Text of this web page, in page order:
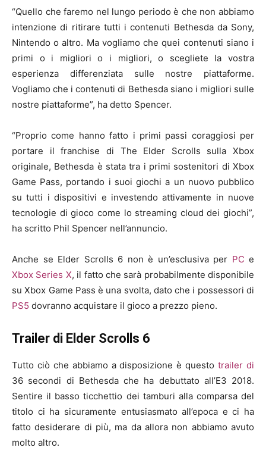
“Quello che faremo nel lungo periodo è che non abbiamo
intenzione di ritirare tutti i contenuti Bethesda da Sony,
Nintendo o altro. Ma vogliamo che quei contenuti siano i
primi o i migliori o i migliori, o scegliete la vostra
esperienza differenziata sulle nostre piattaforme.
Vogliamo che i contenuti di Bethesda siano i migliori sulle
nostre piattaforme”, ha detto Spencer.
“Proprio come hanno fatto i primi passi coraggiosi per
portare il franchise di The Elder Scrolls sulla Xbox
originale, Bethesda è stata tra i primi sostenitori di Xbox
Game Pass, portando i suoi giochi a un nuovo pubblico
su tutti i dispositivi e investendo attivamente in nuove
tecnologie di gioco come lo streaming cloud dei giochi”,
ha scritto Phil Spencer nell’annuncio.
Anche se Elder Scrolls 6 non è un’esclusiva per PC e
Xbox Series X, il fatto che sarà probabilmente disponibile
su Xbox Game Pass è una svolta, dato che i possessori di
PS5 dovranno acquistare il gioco a prezzo pieno.
Trailer di Elder Scrolls 6
Tutto ciò che abbiamo a disposizione è questotrailer di
36 secondi di Bethesda che ha debuttato all’E3 2018.
Sentire il basso ticchettio dei tamburi alla comparsa del
titolo ci ha sicuramente entusiasmato all’epoca e ci ha
fatto desiderare di più, ma da allora non abbiamo avuto
molto altro.